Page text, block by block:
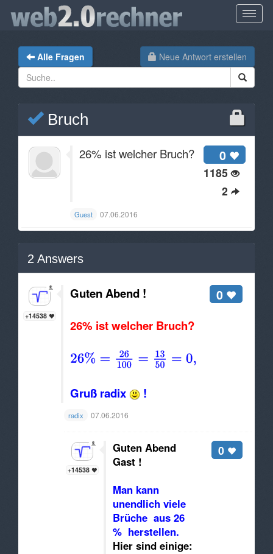
Neue Antwort erstellen
Alle Fragen
Bruch
0
1185
2
26% ist welcher Bruch?
Guest 07.06.2016
2 Answers
+14538
0
Guten Abend !
26% ist welcher Bruch?
Gruß radix !
radix 07.06.2016
+14538
0
Guten Abend
Gast !
Man kann
unendlich viele
Brüche aus 26
% herstellen.
Hier sind einige: